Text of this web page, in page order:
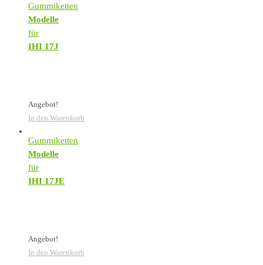
Gummiketten
Modelle
für
IHI 17J
Angebot!
In den Warenkorb
Gummiketten
Modelle
für
IHI 17JE
Angebot!
In den Warenkorb